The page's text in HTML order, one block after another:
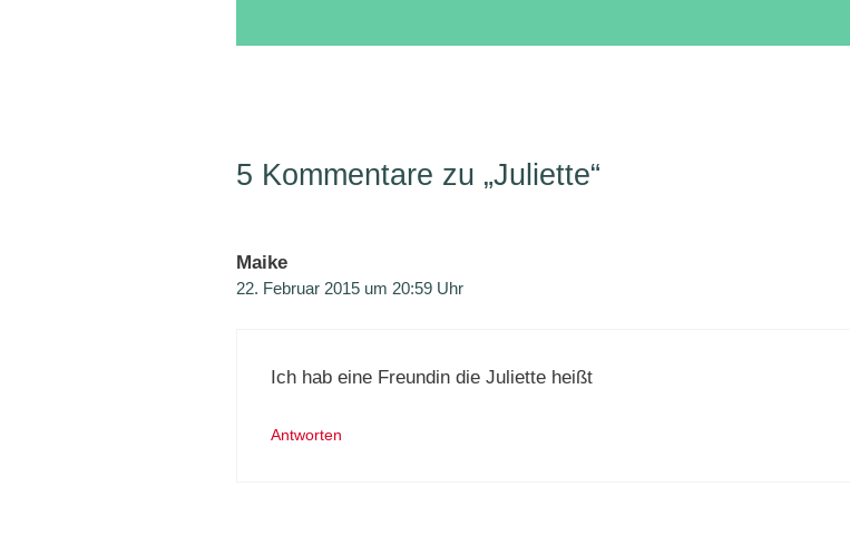
5 Kommentare zu „Juliette“
Maike
22. Februar 2015 um 20:59 Uhr
Ich hab eine Freundin die Juliette heißt
Antworten